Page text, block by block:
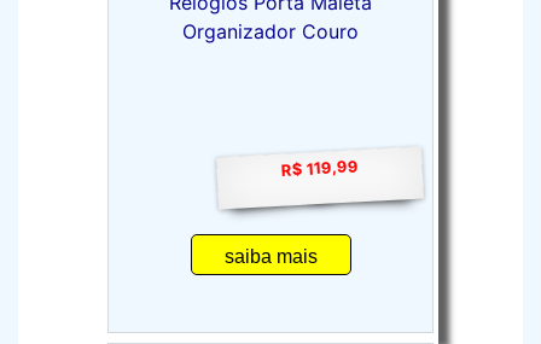
R$ 119,99
saiba mais